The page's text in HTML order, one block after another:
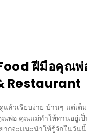
ฝีมือคุณพ่
Restaurant
วเรียบง่าย บ้านๆ แต่เต็
พ่อ คุณแม่ทำให้ทานอยู่เ
กจะแนะนำให้รู้จักในวัน